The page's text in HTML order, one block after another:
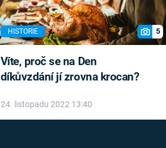
HISTORIE 5
Víte, proč se na Den
díkůvzdání jí zrovna krocan?
24. listopadu 2022 13:40